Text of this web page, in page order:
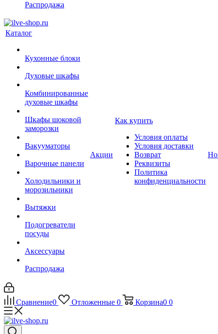
Распродажа
Каталог
Кухонные блоки
Духовые шкафы
Комбинированные
духовые шкафы
Шкафы шоковой
заморозки
Вакууматоры
Варочные панели
Холодильники и
морозильники
Вытяжки
Подогреватели
посуды
Аксессуары
Распродажа
Акции
Как купить
Условия оплаты
Условия доставки
Возврат
Реквизиты
Политика
конфиденциальности
Сравнение0 Отложенные 0 Корзина0 0